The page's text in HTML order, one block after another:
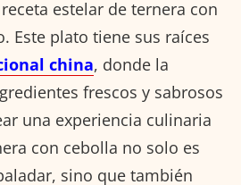
estelar de ternera con
Este plato tiene sus raíces
china, donde la
frescos y sabrosos
una experiencia culinaria
con cebolla no solo es
sino que también